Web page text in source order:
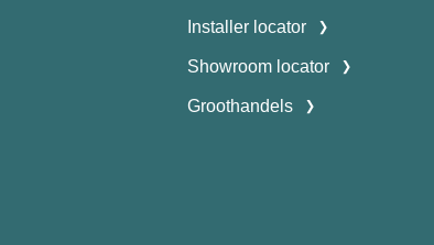
Installer locator
Showroom locator
Groothandels